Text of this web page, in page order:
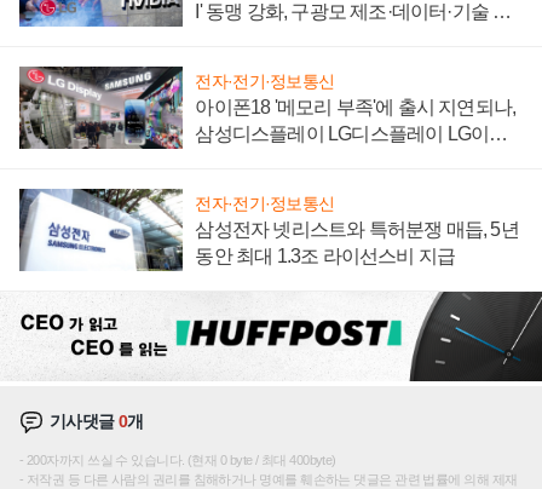
I' 동맹 강화, 구광모 제조·데이터·기술 결
전자·전기·정보통신
아이폰18 '메모리 부족'에 출시 지연되나,
삼성디스플레이 LG디스플레이 LG이노
전자·전기·정보통신
삼성전자 넷리스트와 특허분쟁 매듭, 5년
동안 최대 1.3조 라이선스비 지급
기사댓글0개
200자까지 쓰실 수 있습니다. (현재 0 byte / 최대 400byte)
저작권 등 다른 사람의 권리를 침해하거나 명예를 훼손하는 댓글은 관련 법률에 의해 제재